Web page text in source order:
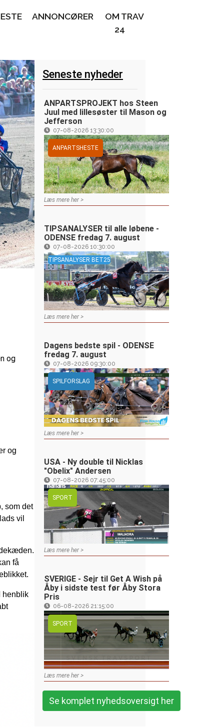
og
og
som det
vil
få
henblik
Seneste nyheder
ANPARTSPROJEKT hos Steen
Juul med lillesøster til Mason og
Jefferson
07-08-2026 13:30:00
ANPARTSHESTE
Læs mere her >
TIPSANALYSER til alle løbene -
ODENSE fredag 7. august
07-08-2026 10:30:00
TIPSANALYSER BET25
Læs mere her >
Dagens bedste spil - ODENSE
fredag 7. august
07-08-2026 09:30:00
SPILFORSLAG
Læs mere her >
USA - Ny double til Nicklas
"Obelix" Andersen
07-08-2026 07:45:00
SPORT
Læs mere her >
SVERIGE - Sejr til Get A Wish på
Åby i sidste test før Åby Stora
Pris
06-08-2026 21:15:00
SPORT
Læs mere her >
Se komplet nyhedsoversigt her
ANNONCØRER
OM TRAV
24